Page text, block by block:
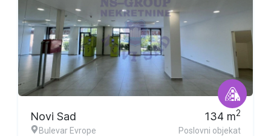
Ekskluzivna ponuda
Novi Sad
Bulevar Evrope
134 m2
Poslovni objekat